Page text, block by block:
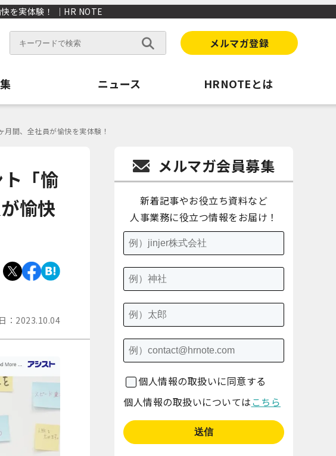
を実体験！ ｜HR NOTE
メルマガ登録
ニュース HRNOTEとは
間、全社員が愉快を実体験！
「愉
愉快
： 2023.10.04
メルマガ会員募集
新着記事やお役立ち資料など
人事業務に役立つ情報をお届け！
個人情報の取扱いに同意する
個人情報の取扱いについては こちら